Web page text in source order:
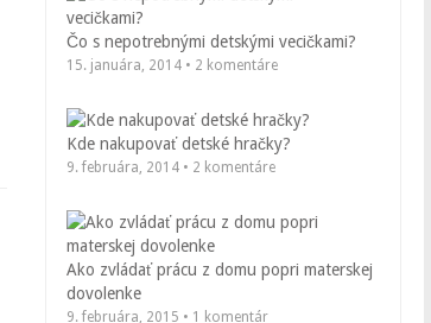
Čo s nepotrebnými detskými vecičkami?
15. januára, 2014 • 2 komentáre
Kde nakupovať detské hračky?
9. februára, 2014 • 2 komentáre
Ako zvládať prácu z domu popri materskej
dovolenke
9. februára, 2015 • 1 komentár